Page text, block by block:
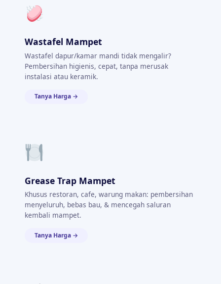
Wastafel Mampet
Wastafel dapur/kamar mandi tidak mengalir?
Pembersihan higienis, cepat, tanpa merusak
instalasi atau keramik.
Tanya Harga →
Grease Trap Mampet
Khusus restoran, cafe, warung makan: pembersihan
menyeluruh, bebas bau, & mencegah saluran
kembali mampet.
Tanya Harga →